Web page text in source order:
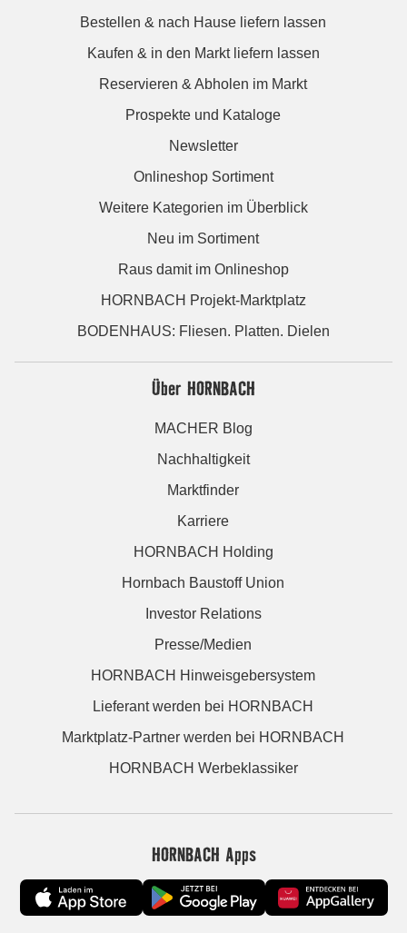
Bestellen & nach Hause liefern lassen
Kaufen & in den Markt liefern lassen
Reservieren & Abholen im Markt
Prospekte und Kataloge
Newsletter
Onlineshop Sortiment
Weitere Kategorien im Überblick
Neu im Sortiment
Raus damit im Onlineshop
HORNBACH Projekt-Marktplatz
BODENHAUS: Fliesen. Platten. Dielen
Über HORNBACH
MACHER Blog
Nachhaltigkeit
Marktfinder
Karriere
HORNBACH Holding
Hornbach Baustoff Union
Investor Relations
Presse/Medien
HORNBACH Hinweisgebersystem
Lieferant werden bei HORNBACH
Marktplatz-Partner werden bei HORNBACH
HORNBACH Werbeklassiker
HORNBACH Apps